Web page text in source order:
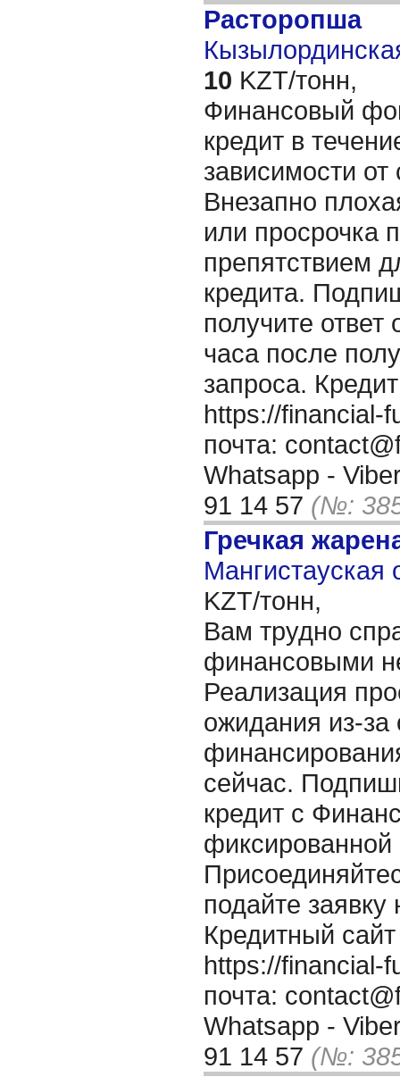
Расторопша
10 KZT/тонн,
Финансовый
кредит в
зависимости
Внезапно
или просрочка
препятствием
кредита.
получите ответ
часа после
запроса.
https://financial-
почта:
Whatsapp -
91 14 57 (№:
Гречкая
KZT/тонн,
Вам трудно
финансовыми
Реализация
ожидания из-за
сейчас.
кредит с
фиксированной
подайте
Кредитный
https://financial-
почта:
Whatsapp -
91 14 57 (№: